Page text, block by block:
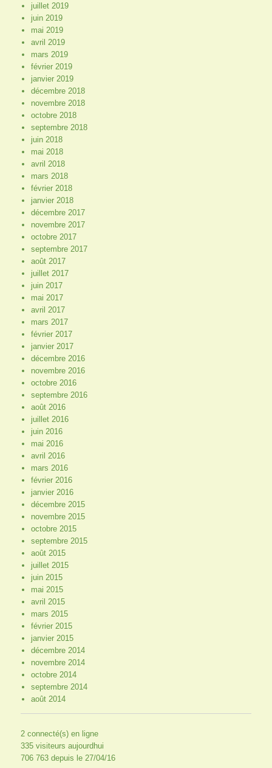
juillet 2019
juin 2019
mai 2019
avril 2019
mars 2019
février 2019
janvier 2019
décembre 2018
novembre 2018
octobre 2018
septembre 2018
juin 2018
mai 2018
avril 2018
mars 2018
février 2018
janvier 2018
décembre 2017
novembre 2017
octobre 2017
septembre 2017
août 2017
juillet 2017
juin 2017
mai 2017
avril 2017
mars 2017
février 2017
janvier 2017
décembre 2016
novembre 2016
octobre 2016
septembre 2016
août 2016
juillet 2016
juin 2016
mai 2016
avril 2016
mars 2016
février 2016
janvier 2016
décembre 2015
novembre 2015
octobre 2015
septembre 2015
août 2015
juillet 2015
juin 2015
mai 2015
avril 2015
mars 2015
février 2015
janvier 2015
décembre 2014
novembre 2014
octobre 2014
septembre 2014
août 2014
2 connecté(s) en ligne
335 visiteurs aujourdhui
706 763 depuis le 27/04/16